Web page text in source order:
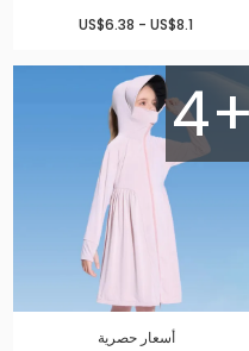
US$6.38 - US$8.1
أسعار حصرية